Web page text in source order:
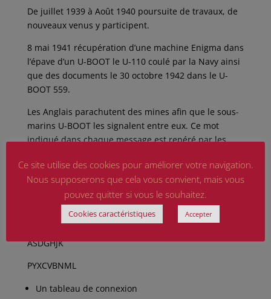
De juillet 1939 à Août 1940 poursuite de travaux, de
nouveaux venus y participent.
8 mai 1941 récupération d’une machine Enigma dans
l’épave d’un U-BOOT le U-110 coulé par la Navy ainsi
que des documents le 30 octobre 1942 dans le U-
BOOT 559.
Les Anglais parachutent des mines afin que le sous-
marins U-BOOT les signalent entre eux. Ce mot
indiqué dans chaque message est repéré par les
Enigma :
La machine comprend : -un clavier alphanumérique
QWERTZUIO
ASDGHJK
PYXCVBNML
Un tableau de connexion
Ce site utilise des cookies pour améliorer votre navigation.
Nous supposerons que cela vous convient, mais vous
pouvez quitter si vous le souhaitez.
Cookies caractéristiques Accepter